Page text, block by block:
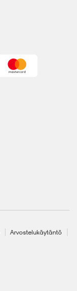
Arvostelukäytäntö